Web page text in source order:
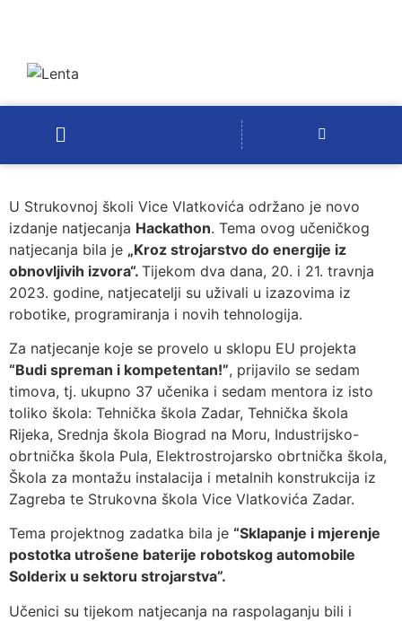
U Strukovnoj školi Vice Vlatkovića održano je novo
izdanje natjecanja Hackathon. Tema ovog učeničkog
natjecanja bila je „Kroz strojarstvo do energije iz
obnovljivih izvora“. Tijekom dva dana, 20. i 21. travnja
2023. godine, natjecatelji su uživali u izazovima iz
robotike, programiranja i novih tehnologija.
Za natjecanje koje se provelo u sklopu EU projekta
“Budi spreman i kompetentan!”, prijavilo se sedam
timova, tj. ukupno 37 učenika i sedam mentora iz isto
toliko škola: Tehnička škola Zadar, Tehnička škola
Rijeka, Srednja škola Biograd na Moru, Industrijsko-
obrtnička škola Pula, Elektrostrojarsko obrtnička škola,
Škola za montažu instalacija i metalnih konstrukcija iz
Zagreba te Strukovna škola Vice Vlatkovića Zadar.
Tema projektnog zadatka bila je “Sklapanje i mjerenje
postotka utrošene baterije robotskog automobile
Solderix u sektoru strojarstva”.
Učenici su tijekom natjecanja na raspolaganju bili i